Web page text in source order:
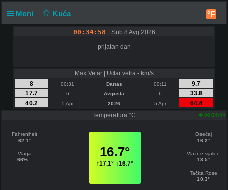
Meni Kuća °F
00:34:58 Sub 8 Avg 2026
prijatan dan
Max Vetar | Udar vetra - km/s
8
00:31 Danas 00:11
9.7
17.7
6 Avgusta 6
33.8
40.2
5 Apr 2026 5 Apr
64.4
Temperatura °C
00:34:44
Fahrenheit
62.1°
Vlaga
66% ↑
16.7°
↑17.1° ↓16.7°
Osećaj
16.2°
Vlažne sijalice
13.5°
Tačka Rose
10.3°